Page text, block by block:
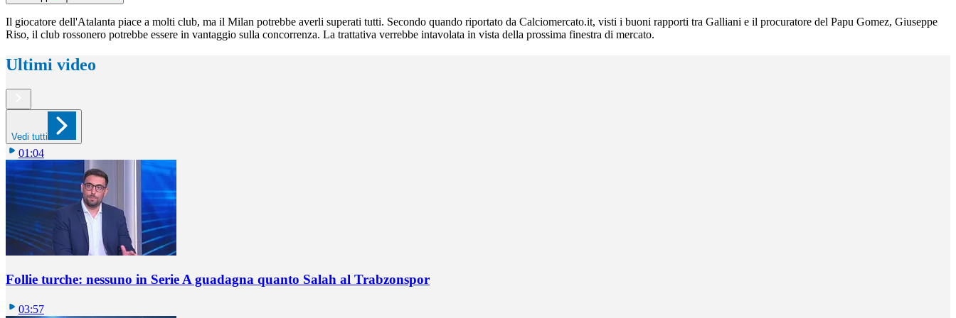
Il giocatore dell'Atalanta piace a molti club, ma il Milan potrebbe averli superati tutti. Secondo quando riportato da Calciomercato.it, visti i buoni rapporti tra Galliani e il procuratore del Papu Gomez, Giuseppe
Riso, il club rossonero potrebbe essere in vantaggio sulla concorrenza. La trattativa verrebbe intavolata in vista della prossima finestra di mercato.
Ultimi video
Vedi tutti
01:04
Follie turche: nessuno in Serie A guadagna quanto Salah al Trabzonspor
03:57